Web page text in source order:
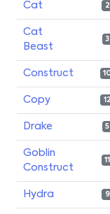
Cat 2
Cat
Beast
3
Construct
Copy 12
Drake 5
Goblin
Construct
11
Hydra 9